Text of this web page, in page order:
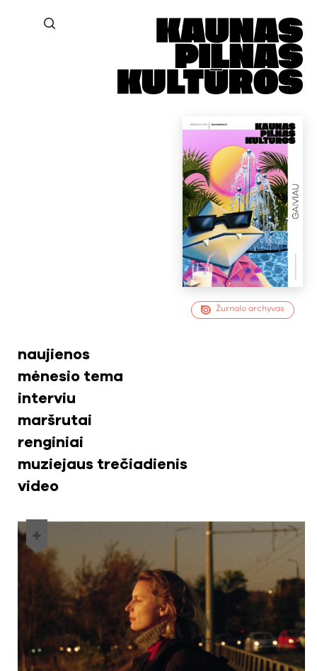
Žurnalo archyvas
naujienos
mėnesio tema
interviu
maršrutai
renginiai
muziejaus trečiadienis
video